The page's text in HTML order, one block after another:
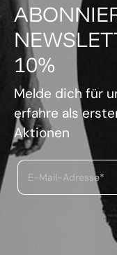
10%
Melde dich für
erfahre als
Aktionen
E-Mail-Adresse*